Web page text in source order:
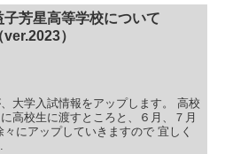
子芳星高等学校について
ver.2023）
大学入試情報をアップします。 高校
高校生に渡すところと、６月、７月
にアップしていきますので 宜しく